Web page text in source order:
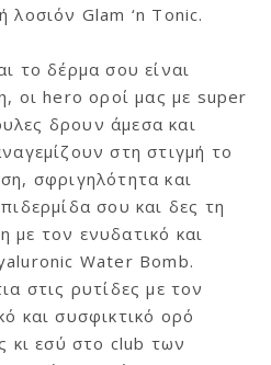
λοσιόν Glam ‘n Tonic.
το δέρμα σου είναι
οι hero oροί μας με super
δρουν άμεσα και
στη στιγμή το
σφριγηλότητα και
σου και δες τη
με τον ενυδατικό και
Water Bomb.
στις ρυτίδες με τον
και συσφικτικό ορό
κι εσύ στο club των